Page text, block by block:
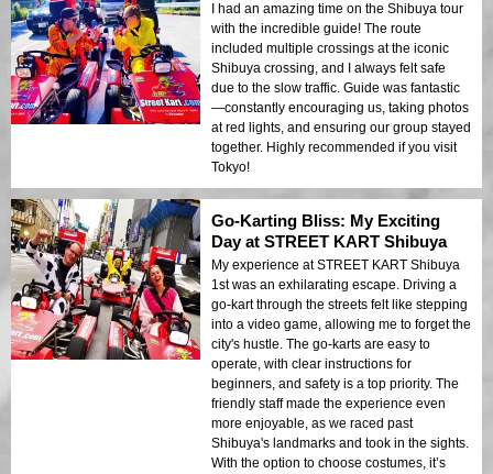
I had an amazing time on the Shibuya tour
with the incredible guide! The route
included multiple crossings at the iconic
Shibuya crossing, and I always felt safe
due to the slow traffic. Guide was fantastic
—constantly encouraging us, taking photos
at red lights, and ensuring our group stayed
together. Highly recommended if you visit
Tokyo!
Go-Karting Bliss: My Exciting
Day at STREET KART Shibuya
My experience at STREET KART Shibuya
1st was an exhilarating escape. Driving a
go-kart through the streets felt like stepping
into a video game, allowing me to forget the
city's hustle. The go-karts are easy to
operate, with clear instructions for
beginners, and safety is a top priority. The
friendly staff made the experience even
more enjoyable, as we raced past
Shibuya's landmarks and took in the sights.
With the option to choose costumes, it’s